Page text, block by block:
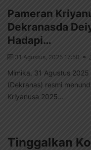
Pameran
Dekranasda
Hadapi…
31 Agustus, 2025 17:50
Mimika, 31 Agustus 2025
(Dekranas) resmi
Kriyanusa 2025...
Tinggalkan